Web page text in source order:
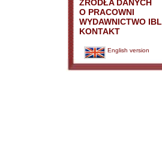
ŹRÓDŁA DANYCH
O PRACOWNI
WYDAWNICTWO IBL
KONTAKT
English version